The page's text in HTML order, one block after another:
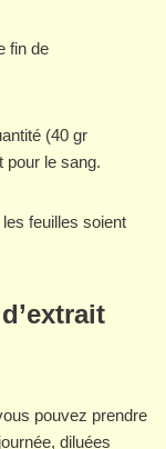
fin de
(40 gr
pour le sang.
feuilles soient
pouvez prendre
diluées